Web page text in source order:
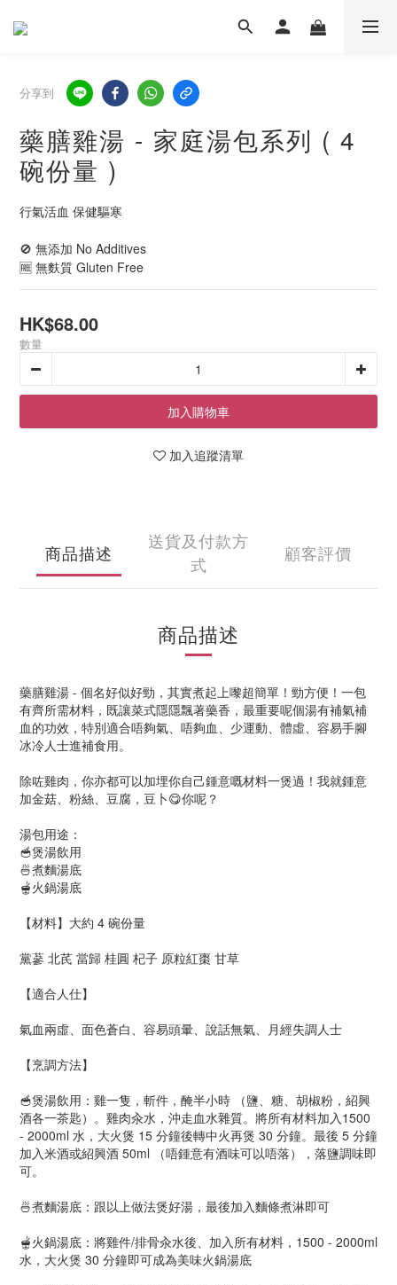
分享到
藥膳雞湯 - 家庭湯包系列 ( 4
碗份量 )
行氣活血 保健驅寒
🚫 無添加 No Additives
🆓 無麩質 Gluten Free
HK$68.00
數量
加入購物車
加入追蹤清單
商品描述
送貨及付款方
式
顧客評價
商品描述
藥膳雞湯 - 個名好似好勁，其實煮起上嚟超簡單！勁方便！一包
有齊所需材料 ，既讓菜式隱隱飄著藥香，最重要呢個湯有補氣補
血的功效，特別適合唔夠氣、唔夠血、少運動、體虛、容易手腳
冰冷人士進補食用。
除咗雞肉，你亦都可以加埋你自己鍾意嘅材料一煲過！我就鍾意
加金菇、粉絲、豆腐，豆卜😋你呢？
湯包用途：
🥣煲湯飲用
🍜煮麵湯底
🫕火鍋湯底
【材料】大約 4 碗份量
黨蔘 北芪 當歸 桂圓 杞子 原粒紅棗 甘草
【適合人仕】
氣血兩虛、面色蒼白、容易頭暈、說話無氣、月經失調人士
【烹調方法】
🥣煲湯飲用：雞一隻，斬件，醃半小時 （鹽、糖、胡椒粉，紹興
酒各一茶匙）。雞肉汆水，沖走血水雜質。將所有材料加入1500
- 2000ml 水，大火煲 15 分鐘後轉中火再煲 30 分鐘。最後 5 分鐘
加入米酒或紹興酒 50ml （唔鍾意有酒味可以唔落），落鹽調味即
可。
🍜煮麵湯底：跟以上做法煲好湯，最後加入麵條煮淋即可
🫕火鍋湯底：將雞件/排骨汆水後、加入所有材料，1500 - 2000ml
水，大火煲 30 分鐘即可成為美味火鍋湯底